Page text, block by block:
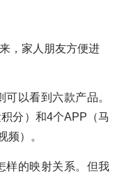
，家人朋友方便进
以看到六款产品。
分）和4个APP（马
频）。
样的映射关系。但我